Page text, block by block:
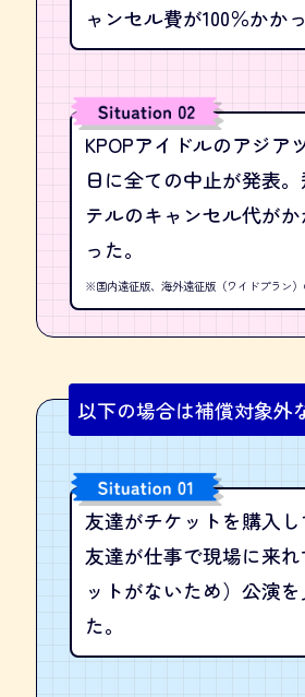
ャンセル費が100％かかっ
KPOPアイドルのアジア
日に全ての中止が発表
テルのキャンセル代が
った。
※国内遠征版、海外遠征版（ワイドプラン
以下の場合は補償対象外
友達がチケットを購入し
友達が仕事で現場に来
ットがないため）公演
た。